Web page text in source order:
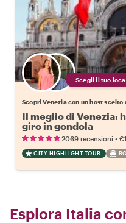
Scegli il tuo
Scopri Venezia con un host scelto
Il meglio di Venezia:
giro in gondola
2069 recensioni •
CITY HIGHLIGHT TOUR
Esplora Italia